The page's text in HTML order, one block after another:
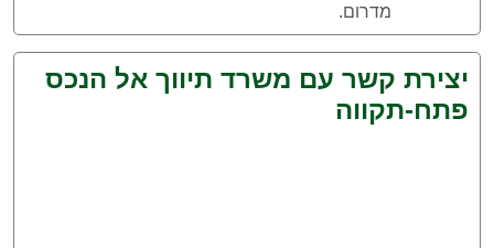
מדרום.
יצירת קשר עם משרד תיווך אל הנכס
פתח-תקווה